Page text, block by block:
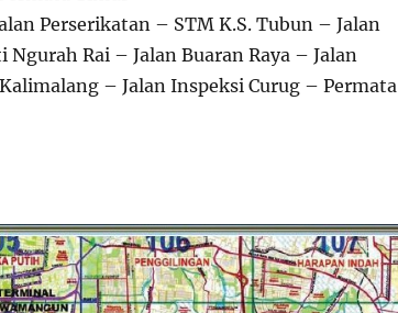
Perserikatan – STM K.S. Tubun – Jalan
Rai – Jalan Buaran Raya – Jalan
– Jalan Inspeksi Curug – Permata